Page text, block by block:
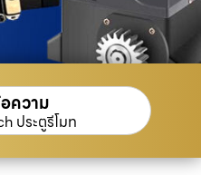
ความ
ประตูรีโมท